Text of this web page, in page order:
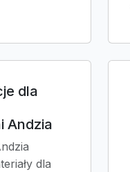
dla
Andzia
dla